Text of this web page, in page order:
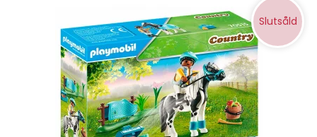
Slutsåld